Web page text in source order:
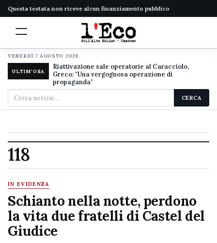
Questa testata non riceve alcun finanziamento pubblico
VENERDÌ 7 AGOSTO 2026
ULTIM'ORA
Riattivazione sale operatorie al Caracciolo,
Greco: "Una vergognosa operazione di
propaganda"
Cerca
nel
CERCA
118
IN EVIDENZA
Schianto nella notte, perdono
la vita due fratelli di Castel del
Giudice